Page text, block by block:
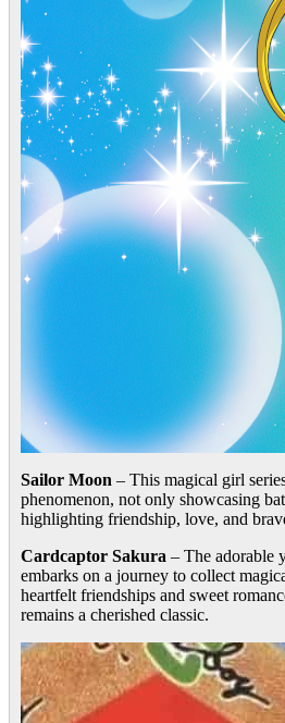
Sailor Moon – This magical girl
phenomenon, not only showcasing
highlighting friendship, love, and
Cardcaptor Sakura – The adorable
embarks on a journey to collect
heartfelt friendships and sweet
remains a cherished classic.